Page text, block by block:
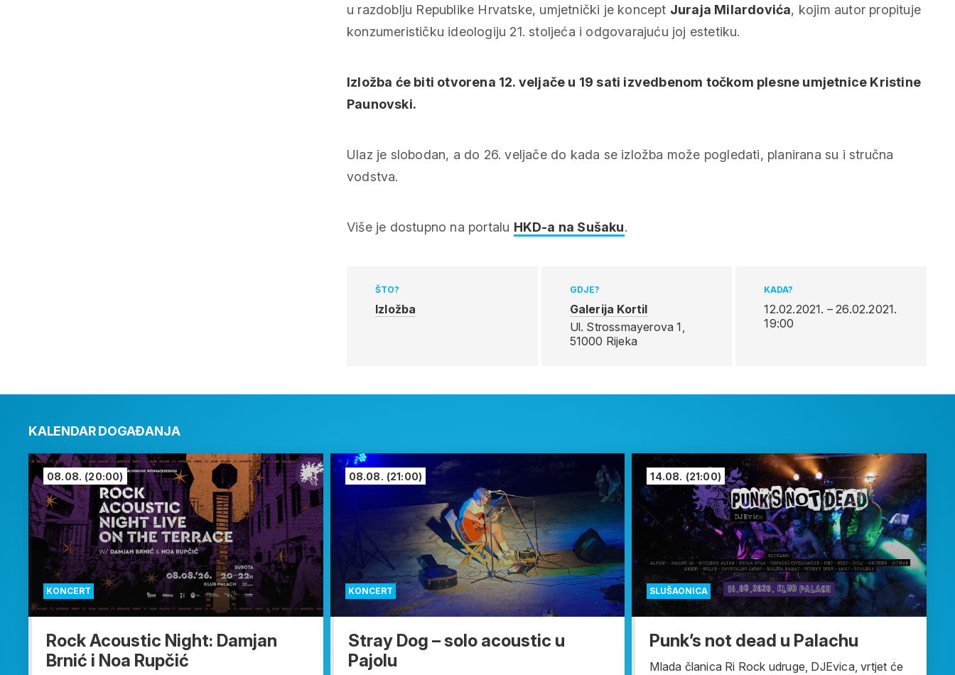
u razdoblju Republike Hrvatske, umjetnički je koncept Juraja Milardovića, kojim autor propituje
konzumerističku ideologiju 21. stoljeća i odgovarajuću joj estetiku.
Izložba će biti otvorena 12. veljače u 19 sati izvedbenom točkom plesne umjetnice Kristine
Paunovski.
Ulaz je slobodan, a do 26. veljače do kada se izložba može pogledati, planirana su i stručna
vodstva.
Više je dostupno na portalu HKD-a na Sušaku.
ŠTO?
Izložba
GDJE?
Galerija Kortil
Ul. Strossmayerova 1,
51000 Rijeka
KADA?
12.02.2021. – 26.02.2021.
19:00
KALENDAR DOGAĐANJA
KONCERT
08.08. (20:00)
Rock Acoustic Night: Damjan
Brnić i Noa Rupčić
KONCERT
08.08. (21:00)
Stray Dog – solo acoustic u
Pajolu
SLUŠAONICA
14.08. (21:00)
Punk’s not dead u Palachu
Mlada članica Ri Rock udruge, DJEvica, vrtjet će